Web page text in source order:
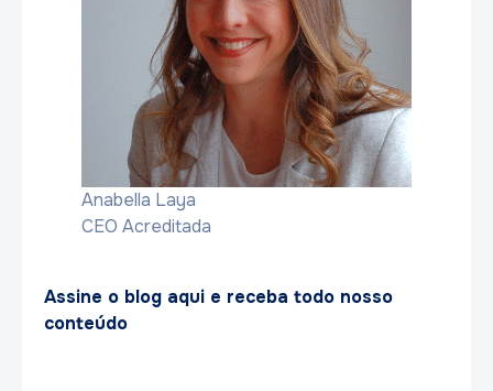
Anabella Laya
CEO Acreditada
Assine o blog aqui e receba todo nosso
conteúdo